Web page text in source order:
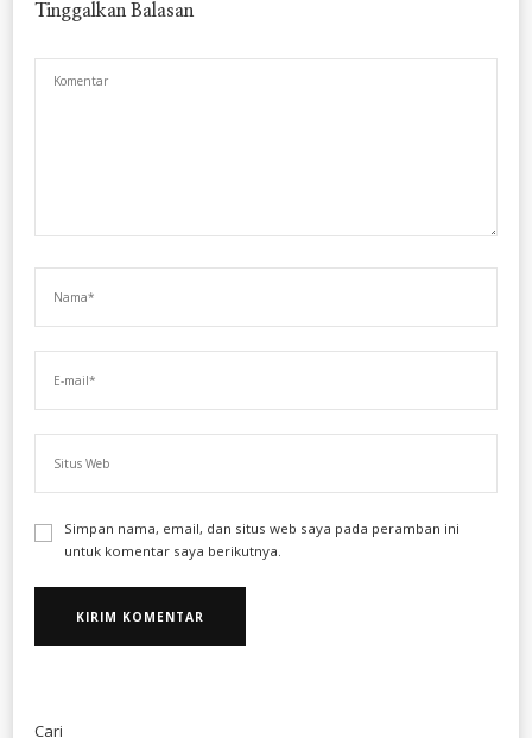
Tinggalkan Balasan
Simpan nama, email, dan situs web saya pada peramban ini
untuk komentar saya berikutnya.
Cari